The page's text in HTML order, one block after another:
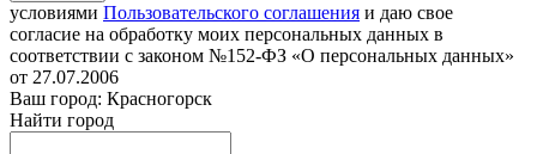
условиями Пользовательского соглашения и даю свое
согласие на обработку моих персональных данных в
соответствии с законом №152-ФЗ «О персональных данных»
от 27.07.2006
Ваш город: Красногорск
Найти город